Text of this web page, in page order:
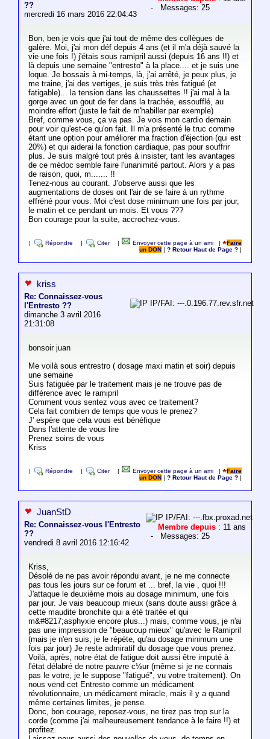
??
mercredi 16 mars 2016 22:04:43
- Messages: 25
Bon, ben je vois que j'ai tout de même des collègues de
galère. Moi, j'ai mon déf depuis 4 ans (et il m'a déjà sauvé la
vie une fois !) j'étais sous ramipril aussi (depuis 16 ans !!) et
là depuis une semaine "entresto" à la place.... et je suis une
loque. Je bossais à mi-temps, là, j'ai arrêté, je peux plus, je
me traine, j'ai des vertiges, je suis très très fatigué (et
fatigable)... la tension dans les chaussettes !! j'ai mal à la
gorge avec un gout de fer dans la trachée, essoufflé, au
moindre effort (juste le fait de m'habiller par exemple)
Bref, comme vous, ça va pas. Je vois mon cardio demain
pour voir qu'est-ce qu'on fait. Il m'a présenté le truc comme
étant une option pour améliorer ma fraction d'éjection (qui est
20%) et qui aiderai la fonction cardiaque, pas pour souffrir
plus. Je suis malgré tout près à insister, tant les avantages
de ce médoc semble faire l'unanimité partout. Alors y a pas
de raison, quoi, m....... !!
Tenez-nous au courant. J'observe aussi que les
augmentations de doses ont l'air de se faire à un rythme
effréné pour vous. Moi c'est dose minimum une fois par jour,
le matin et ce pendant un mois. Et vous ???
Bon courage pour la suite, accrochez-vous.
Répondre Citer Envoyer cette page à un ami |
Faire
un DON
|? Retour Haut de Page ?
kriss
Re: Connaissez-vous
l'Entresto ??
dimanche 3 avril 2016
21:31:08
IP/FAI: ---.0.196.77.rev.sfr.net
bonsoir juan
Me voilà sous entrestro ( dosage maxi matin et soir) depuis
une semaine
Suis fatiguée par le traitement mais je ne trouve pas de
différence avec le ramipril
Comment vous sentez vous avec ce traitement?
Cela fait combien de temps que vous le prenez?
J' espère que cela vous est bénéfique
Dans l'attente de vous lire
Prenez soins de vous
Kriss
Répondre Citer Envoyer cette page à un ami |
Faire
un DON
|? Retour Haut de Page ?
JuanStD
Re: Connaissez-vous l'Entresto
??
vendredi 8 avril 2016 12:16:42
IP/FAI: ---.fbx.proxad.net
Membre depuis : 11 ans
- Messages: 25
Kriss,
Désolé de ne pas avoir répondu avant, je ne me connecte
pas tous les jours sur ce forum et ... bref, la vie , quoi !!!
J'attaque le deuxième mois au dosage minimum, une fois
par jour. Je vais beaucoup mieux (sans doute aussi grâce à
cette maudite bronchite qui a été traitée et qui
m&#8217;asphyxie encore plus...) mais, comme vous, je n'ai
pas une impression de "beaucoup mieux" qu'avec le Ramipril
(mais je n'en suis, je le répète, qu'au dosage minimum une
fois par jour) Je reste admiratif du dosage que vous prenez.
Voilà, après, notre état de fatigue doit aussi être imputé à
l'état délabré de notre pauvre c½ur (même si je ne connais
pas le votre, je le suppose "fatigué", vu votre traitement). On
nous vend cet Entresto comme un médicament
révolutionnaire, un médicament miracle, mais il y a quand
même certaines limites, je pense.
Donc, bon courage, reposez-vous, ne tirez pas trop sur la
corde (comme j'ai malheureusement tendance à le faire !!) et
profitez.